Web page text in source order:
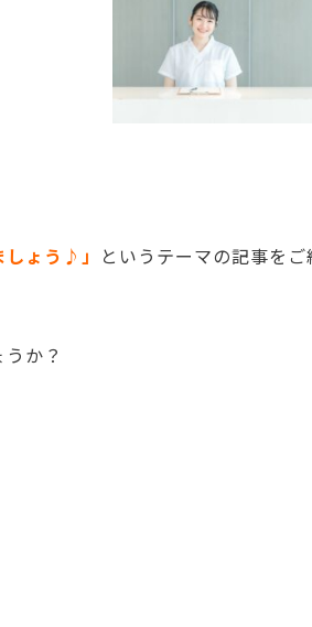
しょう♪」 というテーマの記事をご
か？